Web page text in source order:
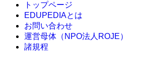
トップページ
EDUPEDIAとは
お問い合わせ
運営母体（NPO法人ROJE）
諸規程